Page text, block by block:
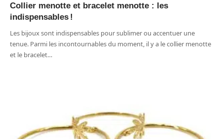
Collier menotte et bracelet menotte : les
indispensables !
Les bijoux sont indispensables pour sublimer ou accentuer une
tenue. Parmi les incontournables du moment, il y a le collier menotte
et le bracelet…